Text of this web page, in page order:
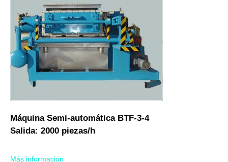
Máquina Semi-automática BTF-3-4
Salida: 2000 piezas/h
Más información